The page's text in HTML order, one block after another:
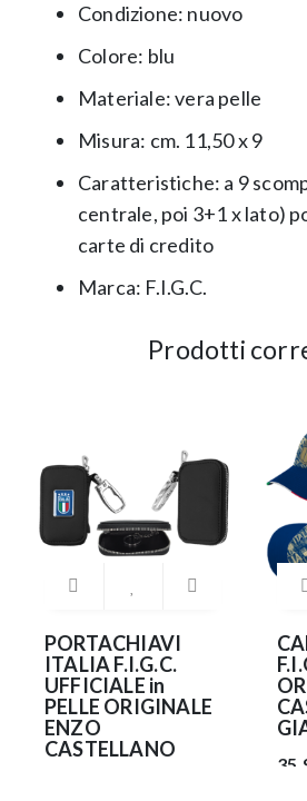
Condizione: nuovo
Colore: blu
Materiale: vera pelle
Misura: cm. 11,50 x 9
Caratteristiche: a 9
centrale, poi 3+1 x lato)
carte di credito
Marca: F.I.G.C.
Prodotti
PORTACHIAVI
ITALIA F.I.G.C.
UFFICIALE in
PELLE ORIGINALE
ENZO
CASTELLANO